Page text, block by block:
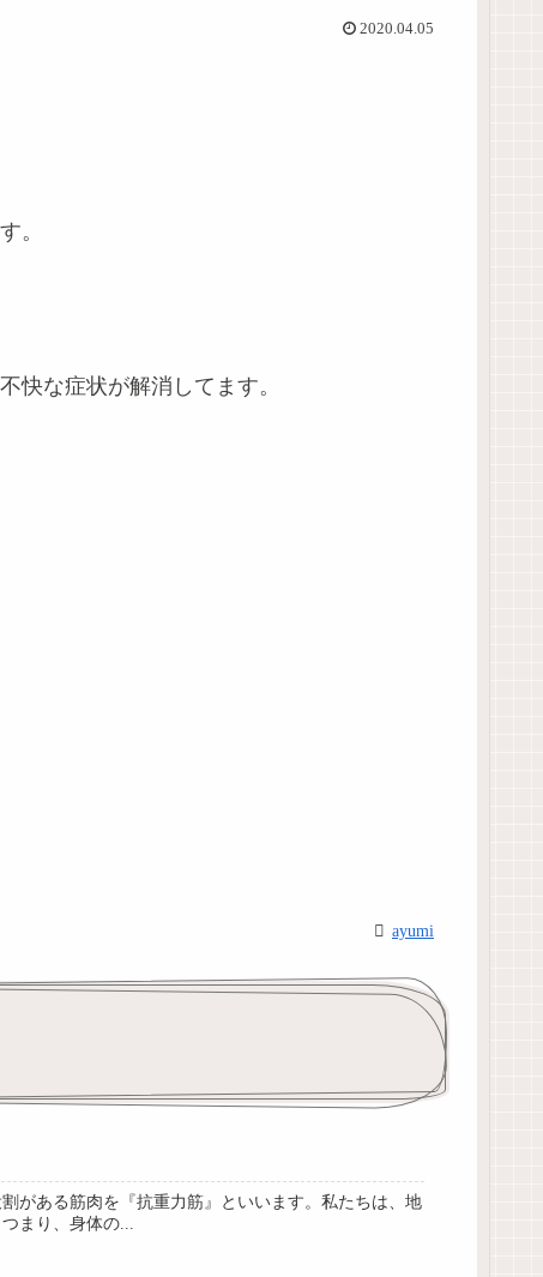
2020.04.05
。
快な症状が解消してます。
ayumi
がある筋肉を『抗重力筋』といいます。私たちは、地
まり、身体の...